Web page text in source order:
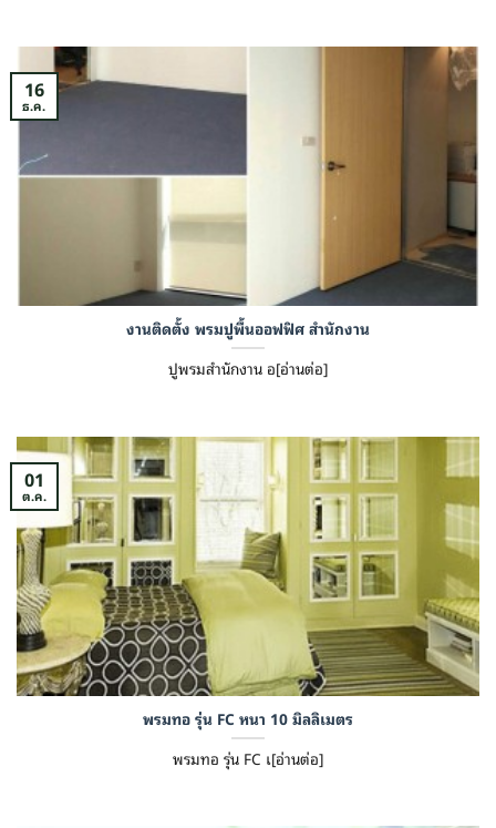
งานติดตั้ง พรมปูพื้นออฟฟิศ สำนักงาน
ปูพรมสำนักงาน อ[อ่านต่อ]
16
ธ.ค.
พรมทอ รุ่น FC หนา 10 มิลลิเมตร
พรมทอ รุ่น FC เ[อ่านต่อ]
01
ต.ค.